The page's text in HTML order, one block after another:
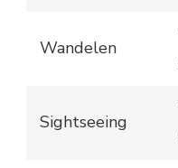
Wandelen
Sightseeing